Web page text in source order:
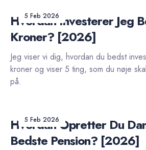
5 Feb 2026
Hvordan Investerer Jeg
Kroner? [2026]
Jeg viser vi dig, hvordan du bedst
kroner og viser 5 ting, som du nøje
på.
5 Feb 2026
Hvordan Opretter Du
Bedste Pension? [2026]